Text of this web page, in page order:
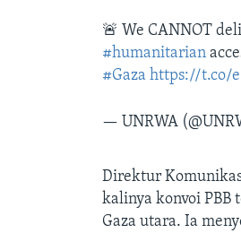
🚨 We CANNOT
#humanitarian
#Gaza https://t.co/
— UNRWA
Direktur
kalinya konvoi PBB
Gaza utara. Ia